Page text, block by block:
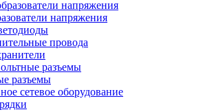
напряжения
провода
разъемы
разъемы
сетевое оборудование